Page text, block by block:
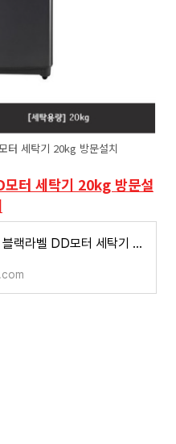
터 세탁기 20kg 방문설치
모터 세탁기 20kg 방문설
LG전자 통돌이 블랙라벨 DD모터 세탁기 20kg 방문설치